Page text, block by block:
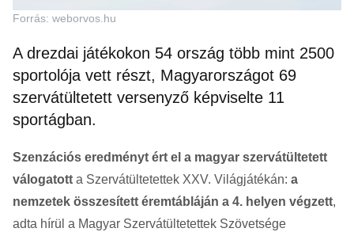
Forrás: weborvos.hu
A drezdai játékokon 54 ország több mint 2500
sportolója vett részt, Magyarországot 69
szervátültetett versenyző képviselte 11
sportágban.
Szenzációs eredményt ért el a magyar szervátültetett
válogatott a Szervátültetettek XXV. Világjátékán: a
nemzetek összesített éremtábláján a 4. helyen végzett,
adta hírül a Magyar Szervátültetettek Szövetsége